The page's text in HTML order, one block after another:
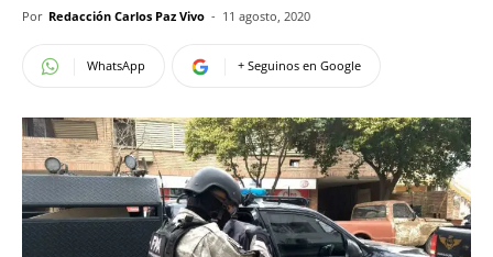
Por Redacción Carlos Paz Vivo - 11 agosto, 2020
WhatsApp + Seguinos en Google